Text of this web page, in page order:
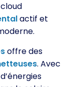
actif et
offre des
. Avec